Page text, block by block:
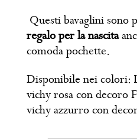
Questi bavaglini sono
regalo per la nascita
comoda pochette.
Disponibile nei colori:
vichy rosa con decoro
vichy azzurro con